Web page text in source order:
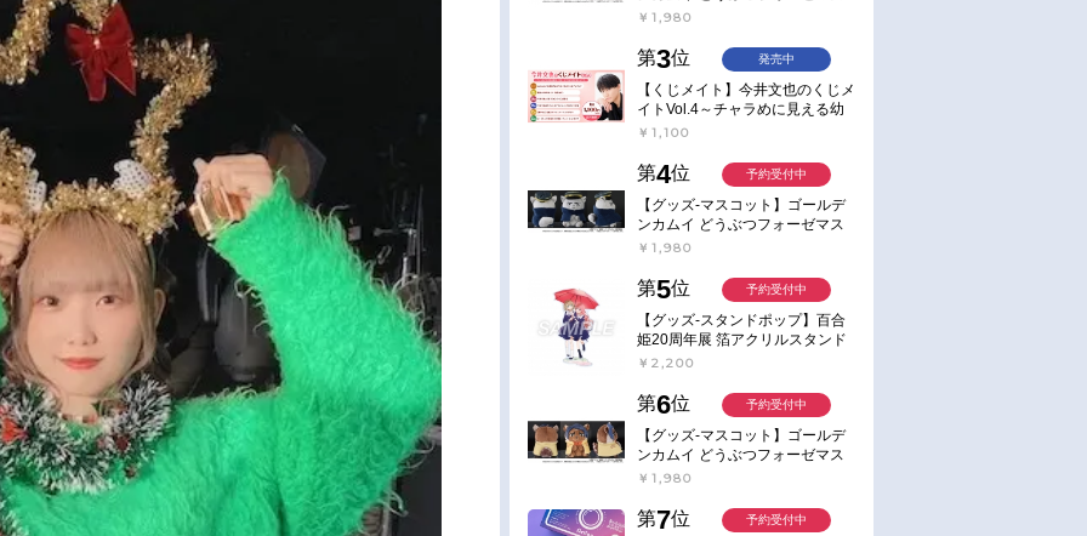
コット 4.尾形百之助【再販】
￥1,980
第3位
【くじメイト】今井文也のくじメ
イトVol.4～チャラめに見える幼
馴染、実は一途で独占欲が強いん
￥1,100
発売中
第4位
【グッズ-マスコット】ゴールデ
ンカムイ どうぶつフォーゼマス
コット 5.月島軍曹【再販】
￥1,980
予約受付中
第5位
【グッズ-スタンドポップ】百合
姫20周年展 箔アクリルスタンド
E：あおのなち
￥2,200
予約受付中
第6位
【グッズ-マスコット】ゴールデ
ンカムイ どうぶつフォーゼマス
コット 6.鯉登少尉【再販】
￥1,980
予約受付中
第7位 予約受付中